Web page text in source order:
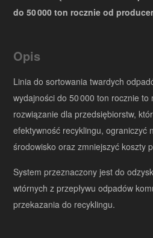
do 50 000 ton rocznie od
Opis
Linia do sortowania twardych
wydajności do 50 000 ton rocznie
rozwiązanie dla przedsiębiorstw,
efektywność recyklingu, ograniczyć
środowisko oraz zmniejszyć koszty
System przeznaczony jest do
wtórnych z przepływu odpadów
przekazania do recyklingu.